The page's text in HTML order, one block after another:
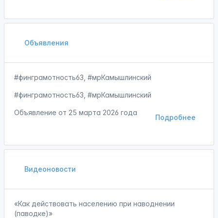
Объявления
#финграмотность63, #мрКамышлинский
#финграмотность63, #мрКамышлинский
Подробнее
Объявление от 25 марта 2026 года
Видеоновости
«Как действовать населению при наводнении
(паводке)»